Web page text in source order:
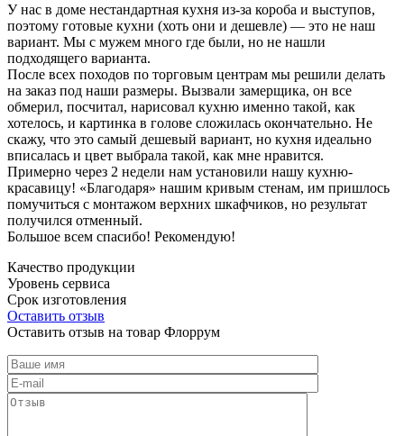
У нас в доме нестандартная кухня из-за короба и выступов,
поэтому готовые кухни (хоть они и дешевле) — это не наш
вариант. Мы с мужем много где были, но не нашли
подходящего варианта.
После всех походов по торговым центрам мы решили делать
на заказ под наши размеры. Вызвали замерщика, он все
обмерил, посчитал, нарисовал кухню именно такой, как
хотелось, и картинка в голове сложилась окончательно. Не
скажу, что это самый дешевый вариант, но кухня идеально
вписалась и цвет выбрала такой, как мне нравится.
Примерно через 2 недели нам установили нашу кухню-
красавицу! «Благодаря» нашим кривым стенам, им пришлось
помучиться с монтажом верхних шкафчиков, но результат
получился отменный.
Большое всем спасибо! Рекомендую!
Качество продукции
Уровень сервиса
Срок изготовления
Оставить отзыв
Оставить отзыв на товар Флоррум